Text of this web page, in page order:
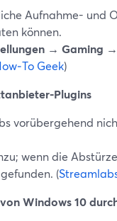
Aufnahme- und
können.
→ Gaming
Geek)
Plugins
vorübergehend
wenn die
(
Windows 10